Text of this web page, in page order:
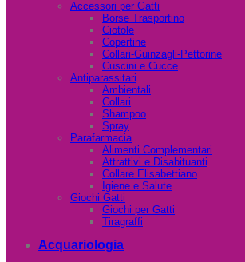
Accessori per Gatti
Borse Trasportino
Ciotole
Copertine
Collari-Guinzagli-Pettorine
Cuscini e Cucce
Antiparassitari
Ambientali
Collari
Shampoo
Spray
Parafarmacia
Alimenti Complementari
Attrattivi e Disabituanti
Collare Elisabettiano
Igiene e Salute
Giochi Gatti
Giochi per Gatti
Tiragraffi
Acquariologia